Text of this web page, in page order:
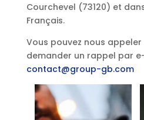
Courchevel (73120) et
Français.
Vous pouvez nous appeler
demander un rappel par
contact@group-gb.com